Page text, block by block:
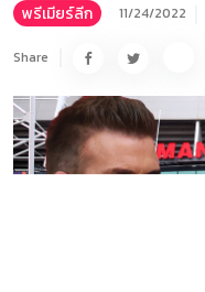
พรีเมียร์ลีก 11/24/2022
Share